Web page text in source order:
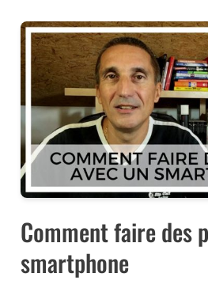
Comment faire des
smartphone